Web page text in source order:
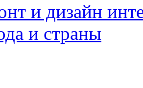
и дизайн
и страны